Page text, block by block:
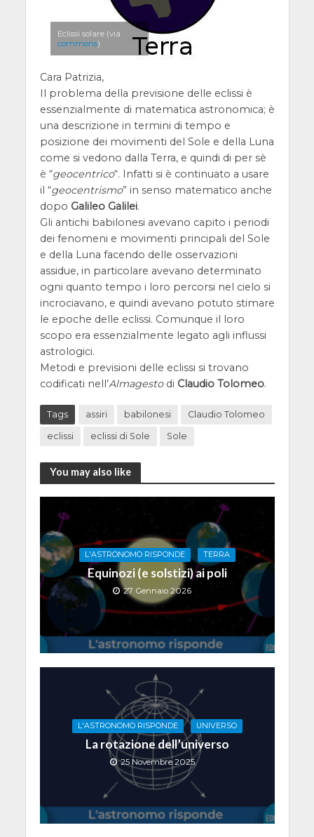
Eclissi solare (via
commons)
Cara Patrizia,
Il problema della previsione delle eclissi è
essenzialmente di matematica astronomica; è
una descrizione in termini di tempo e
posizione dei movimenti del Sole e della Luna
come si vedono dalla Terra, e quindi di per sè
è “geocentrico“. Infatti si è continuato a usare
il “geocentrismo” in senso matematico anche
dopo Galileo Galilei.
Gli antichi babilonesi avevano capito i periodi
dei fenomeni e movimenti principali del Sole
e della Luna facendo delle osservazioni
assidue, in particolare avevano determinato
ogni quanto tempo i loro percorsi nel cielo si
incrociavano, e quindi avevano potuto stimare
le epoche delle eclissi. Comunque il loro
scopo era essenzialmente legato agli influssi
astrologici.
Metodi e previsioni delle eclissi si trovano
codificati nell’Almagestodi Claudio Tolomeo.
Tags assiri babilonesi Claudio Tolomeo
eclissi eclissi di Sole Sole
You may also like
L'ASTRONOMO RISPONDE TERRA
Equinozi (e solstizi) ai poli
27 Gennaio 2026
L'ASTRONOMO RISPONDE UNIVERSO
La rotazione dell’universo
25 Novembre 2025